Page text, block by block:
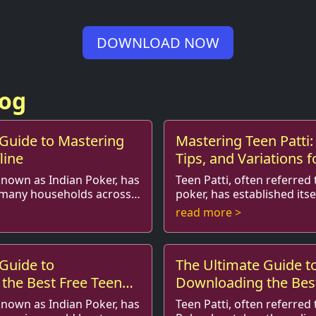
DOWNLOAD NOW
to Mastering
as Indian Poker, has
households across
festivals and family
Mastering Teen
Tips, and Variations
Player
Teen Patti, often referred
poker, has established
the card game scene,
read more >
to
Best Free Teen
as Indian Poker, has
The Ultimate Guide
Downloading the
Games
Teen Patti, often referred